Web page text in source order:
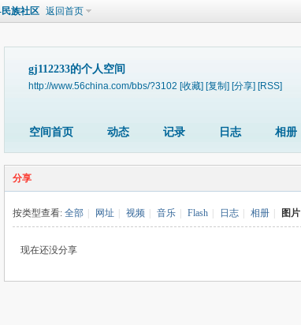
族社区 返回首页
gj112233的个人空间
http://www.56china.com/bbs/?3102 [收藏] [复制] [分享] [RSS]
空间首页 动态 记录 日志 相册
分享
按类型查看: 全部 网址 视频 音乐 Flash 日志 相册 图片
现在还没分享